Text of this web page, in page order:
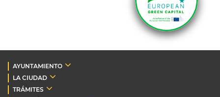
AYUNTAMIENTO
LA CIUDAD
TRÁMITES